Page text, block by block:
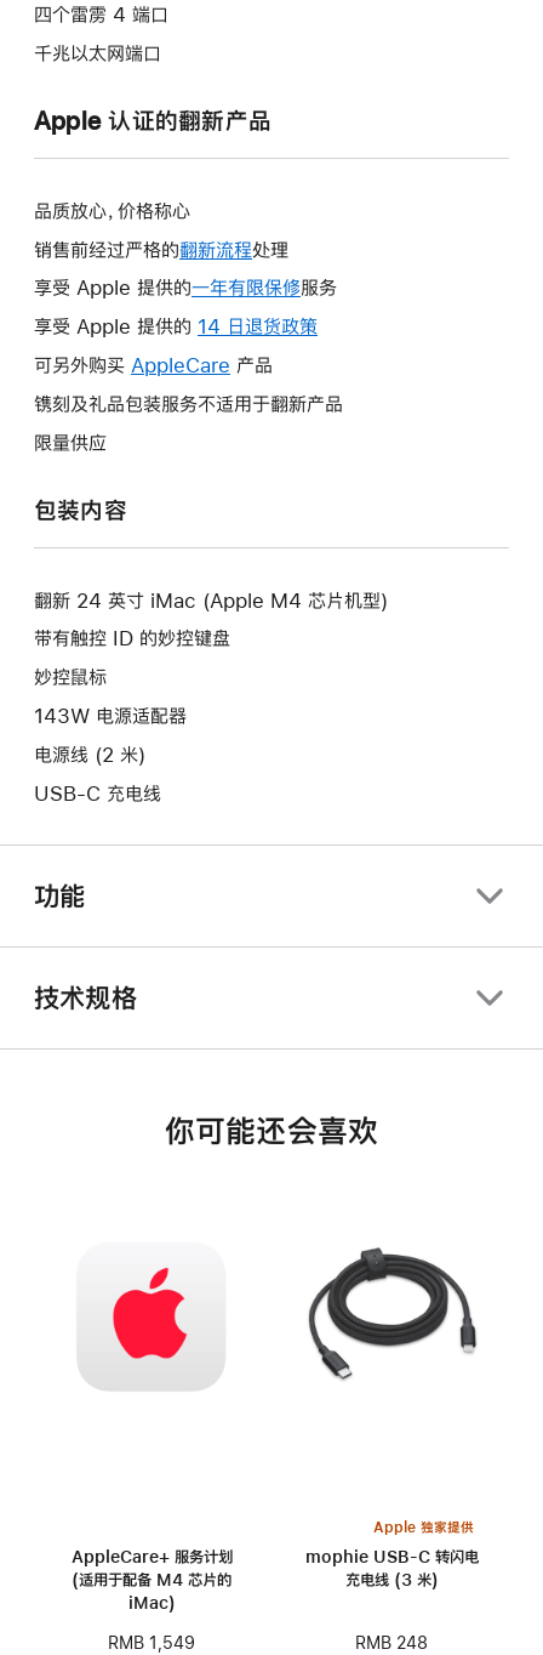
四个雷雳 4 端口
千兆以太网端口
Apple 认证的翻新产品
品质放心，价格称心
销售前经过严格的翻新流程处理
享受 Apple 提供的一年有限保修此
操
打
服务
享受 Apple 提供的 14 日退货政策
将
口。
可另外购买 AppleCare 此
操
新
窗
产品
镌刻及礼品包装服务不适用于翻新产品
限量供应
包装内容
翻新 24 英寸 iMac (Apple M4 芯片机型)
带有触控 ID 的妙控键盘
妙控鼠标
143W 电源适配器
电源线 (2 米)
USB-C 充电线
功能
技术规格
你可能还会喜欢
AppleCare+ 服务计划
(适用于配备 M4 芯片的
iMac)
RMB 1,549
Apple 独家提供
mophie USB-C 转闪电
充电线 (3 米)
RMB 248